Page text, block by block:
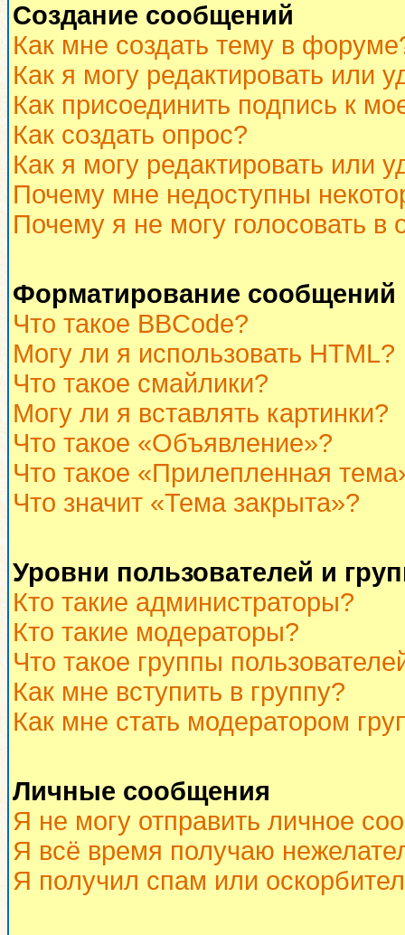
Создание сообщений
Как мне создать тему в
Как я могу редактировать или
Как присоединить подпись к
Как создать опрос?
Как я могу редактировать или
Почему мне недоступны
Почему я не могу голосовать в
Форматирование
Что такое BBCode?
Могу ли я использовать HTML?
Что такое смайлики?
Могу ли я вставлять картинки?
Что такое «Объявление»?
Что такое «Прилепленная
Что значит «Тема закрыта»?
Уровни пользователей и
Кто такие администраторы?
Кто такие модераторы?
Что такое группы
Как мне вступить в группу?
Как мне стать модератором
Личные сообщения
Я не могу отправить личное
Я всё время получаю
Я получил спам или